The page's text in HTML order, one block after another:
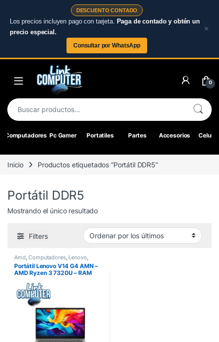
DESCUENTO CONTADO
Los precios incluyen pago con tarjeta. Paga de contado y obtén un
precio especial.
Consultar por WhatsApp
×
Skip to navigation
0
Buscar por:
Computadores Pc Gamer Portatiles Partes Accesorios
Inicio Productos etiquetados “Portátil DDR5”
Portátil DDR5
Mostrando el único resultado
Filters
Amd ,Computadores Lenovo
Portatiles
Portátil Lenovo V14 G4 AMN –
AMD Ryzen 3 7320U – RAM
Pantalla 14″ FHD – LAN RJ-45